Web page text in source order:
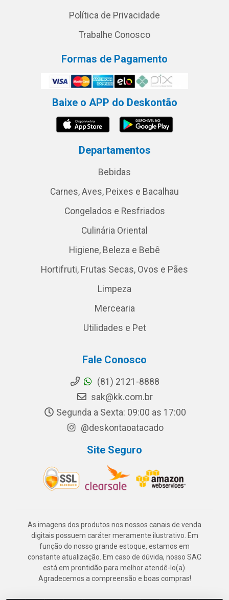
Política de Privacidade
Trabalhe Conosco
Formas de Pagamento
Baixe o APP do Deskontão
Departamentos
Bebidas
Carnes, Aves, Peixes e Bacalhau
Congelados e Resfriados
Culinária Oriental
Higiene, Beleza e Bebê
Hortifruti, Frutas Secas, Ovos e Pães
Limpeza
Mercearia
Utilidades e Pet
Fale Conosco
(81) 2121-8888
sak@kk.com.br
Segunda a Sexta: 09:00 as 17:00
@deskontaoatacado
Site Seguro
As imagens dos produtos nos nossos canais de venda
digitais possuem caráter meramente ilustrativo. Em
função do nosso grande estoque, estamos em
constante atualização. Em caso de dúvida, nosso SAC
está em prontidão para melhor atendê-lo(a).
Agradecemos a compreensão e boas compras!